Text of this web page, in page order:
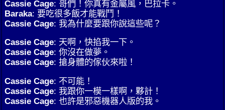
Cassie Cage: 哥們！你真有金屬風，巴拉卡。
Baraka: 要吃很多飯才能戰鬥！
Cassie Cage: 我為什麼要跟你說這些呢？
Cassie Cage: 天啊，快掐我一下。
Cassie Cage: 你沒在做夢。
Cassie Cage: 搶身體的傢伙來啦！
Cassie Cage: 不可能！
Cassie Cage: 我跟你一模一樣啊，夥計！
Cassie Cage: 也許是邪惡機器人版的我。